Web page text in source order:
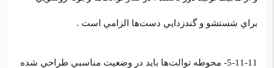
براي شستشو و گندزدايي دست‌ها الزامي است .
5-11-11- محوطه توالت‌ها بايد در وضعيت مناسبي طراحي شده